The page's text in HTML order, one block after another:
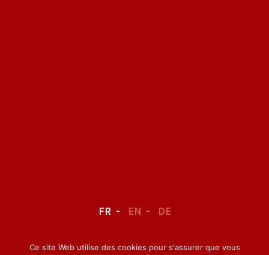
FR EN DE
LEGAL NOTICE–CONFIDENTIALITY
Ce site Web utilise des cookies pour s'assurer que vous